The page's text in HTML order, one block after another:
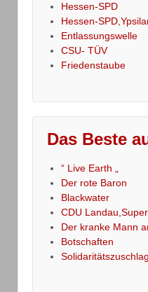
Hessen-SPD
Hessen-
Entlassungswelle
CSU- TÜV
Friedenstaube
Das Beste
“ Live Earth „
Der rote Baron
Blackwater
CDU
Der kranke Mann
Botschaften
Solidaritätszuschlag